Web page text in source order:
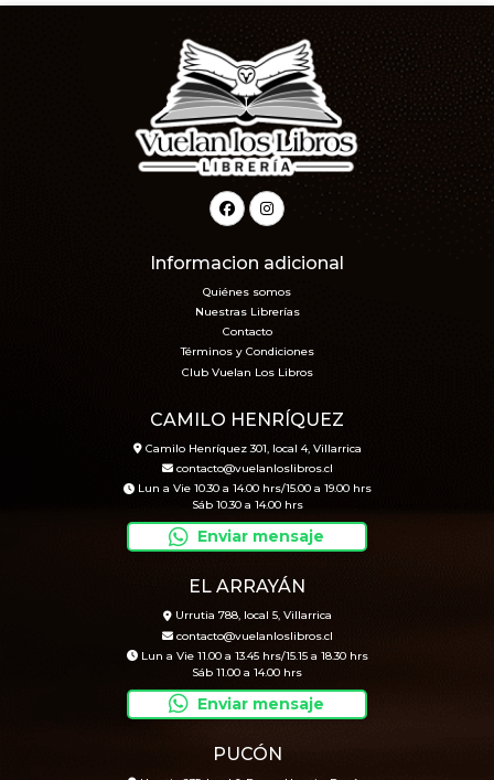
Informacion adicional
Quiénes somos
Nuestras Librerías
Contacto
Términos y Condiciones
Club Vuelan Los Libros
CAMILO HENRÍQUEZ
Camilo Henríquez 301, local 4, Villarrica
contacto@vuelanloslibros.cl
Lun a Vie 10.30 a 14.00 hrs/15.00 a 19.00 hrs
Sáb 10.30 a 14.00 hrs
Enviar mensaje
EL ARRAYÁN
Urrutia 788, local 5, Villarrica
contacto@vuelanloslibros.cl
Lun a Vie 11.00 a 13.45 hrs/15.15 a 18.30 hrs
Sáb 11.00 a 14.00 hrs
Enviar mensaje
PUCÓN